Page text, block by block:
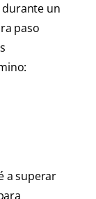
durante un
paso
a superar